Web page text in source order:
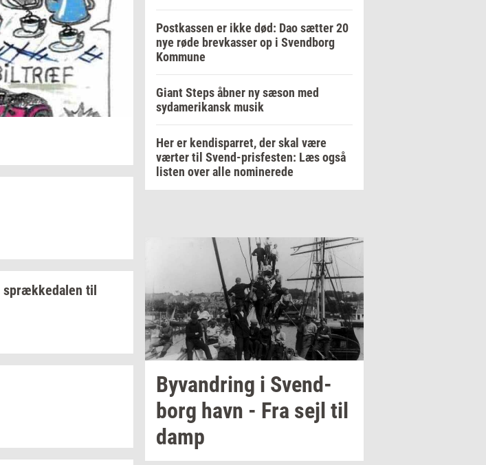
spræk­ke­da­len til
Postkassen er ikke død: Dao sætter 20
nye røde brevkasser op i Svendborg
Kommune
Giant Steps åbner ny sæson med
sydamerikansk musik
Her er kendisparret, der skal være
værter til Svend-prisfesten: Læs også
listen over alle nominerede
Byvan­dring i Svend­
borg havn - Fra sejl til
damp